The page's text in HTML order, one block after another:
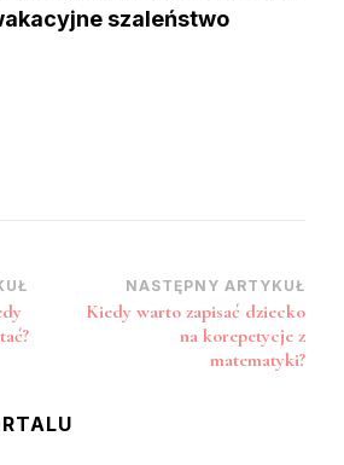
szaleństwo
NASTĘPNY ARTYKUŁ
Kiedy warto zapisać dziecko
na korepetycje z
matematyki?